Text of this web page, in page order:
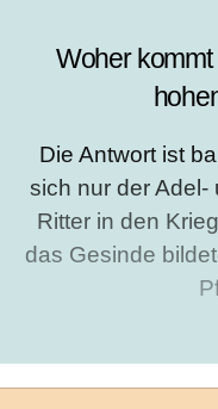
Woher
Die Antwort ist
sich nur der Adel-
Ritter in den
das Gesinde